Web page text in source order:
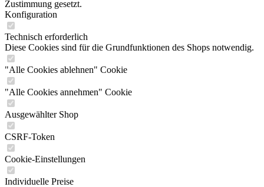
Zustimmung gesetzt.
Konfiguration
Technisch erforderlich
Diese Cookies sind für die Grundfunktionen des Shops notwendig.
"Alle Cookies ablehnen" Cookie
"Alle Cookies annehmen" Cookie
Ausgewählter Shop
CSRF-Token
Cookie-Einstellungen
Individuelle Preise